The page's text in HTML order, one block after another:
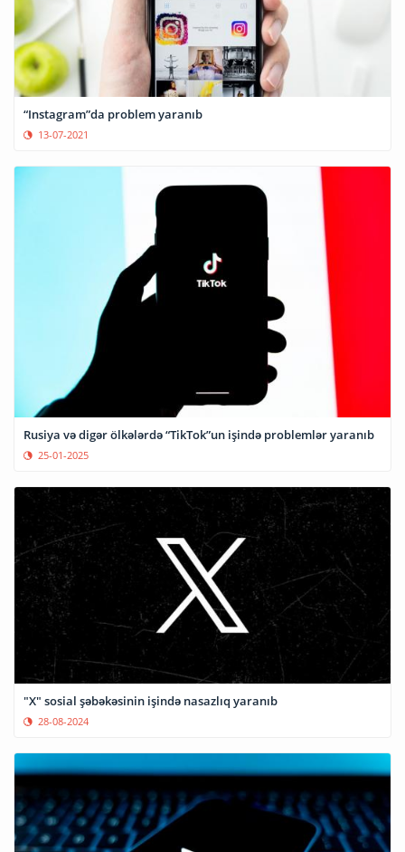
“Instagram”da problem yaranıb
13-07-2021
Rusiya və digər ölkələrdə “TikTok”un işində problemlər yaranıb
25-01-2025
"X" sosial şəbəkəsinin işində nasazlıq yaranıb
28-08-2024